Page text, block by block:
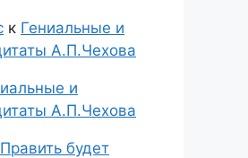
к Гениальные и
А.П.Чехова
и
А.П.Чехова
будет